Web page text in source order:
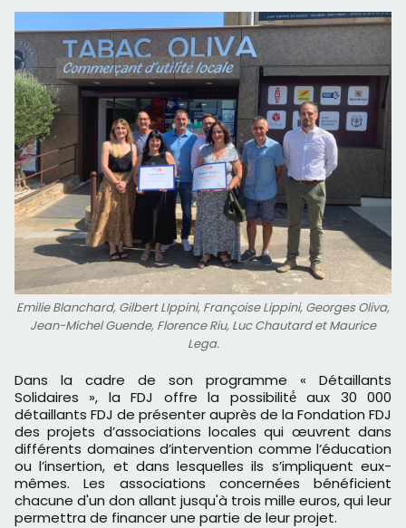
Emilie Blanchard, Gilbert LIppini, Françoise Lippini, Georges Oliva,
Jean-Michel Guende, Florence Riu, Luc Chautard et Maurice
Lega.
Dans la cadre de son programme « Détaillants
Solidaires », la FDJ offre la possibilité́ aux 30 000
détaillants FDJ de présenter auprès de la Fondation FDJ
des projets d’associations locales qui œuvrent dans
différents domaines d’intervention comme l’éducation
ou l’insertion, et dans lesquelles ils s’impliquent eux-
mêmes. Les associations concernées bénéficient
chacune d'un don allant jusqu'à trois mille euros, qui leur
permettra de financer une partie de leur projet.